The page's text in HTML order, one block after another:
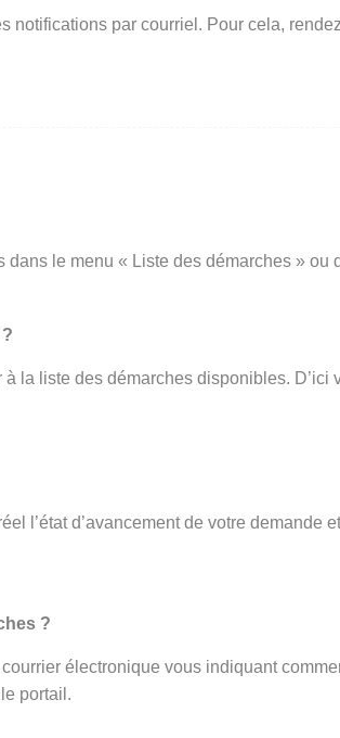
par courriel. Pour cela,
le menu « Liste des démarches » ou
la liste des démarches disponibles.
l’état d’avancement de votre
?
électronique vous indiquant
portail.